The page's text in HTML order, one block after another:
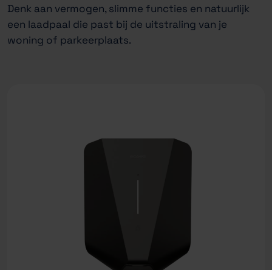
Denk aan vermogen, slimme functies en natuurlijk
een laadpaal die past bij de uitstraling van je
woning of parkeerplaats.